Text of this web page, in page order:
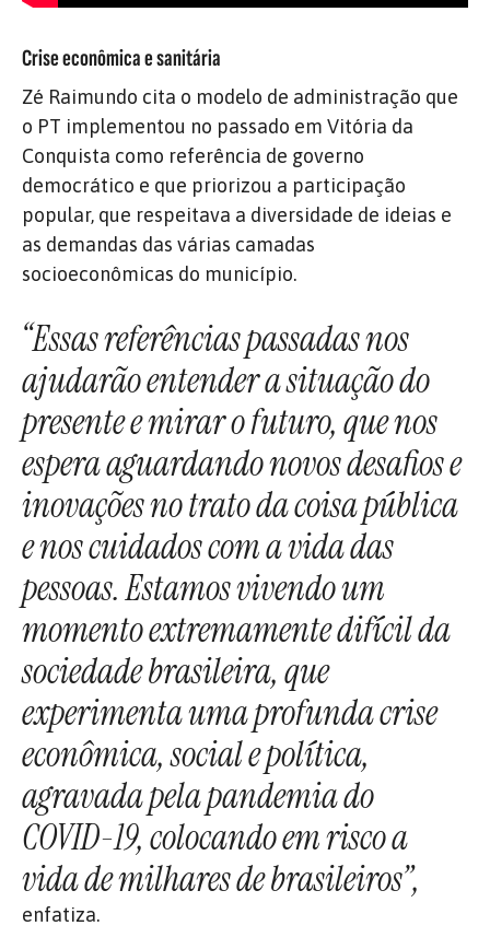
Crise econômica e sanitária
Zé Raimundo cita o modelo de administração que
o PT implementou no passado em Vitória da
Conquista como referência de governo
democrático e que priorizou a participação
popular, que respeitava a diversidade de ideias e
as demandas das várias camadas
socioeconômicas do município.
“Essas referências passadas nos
ajudarão entender a situação do
presente e mirar o futuro, que nos
espera aguardando novos desafios e
inovações no trato da coisa pública
e nos cuidados com a vida das
pessoas. Estamos vivendo um
momento extremamente difícil da
sociedade brasileira, que
experimenta uma profunda crise
econômica, social e política,
agravada pela pandemia do
COVID-19, colocando em risco a
vida de milhares de brasileiros”,
enfatiza.